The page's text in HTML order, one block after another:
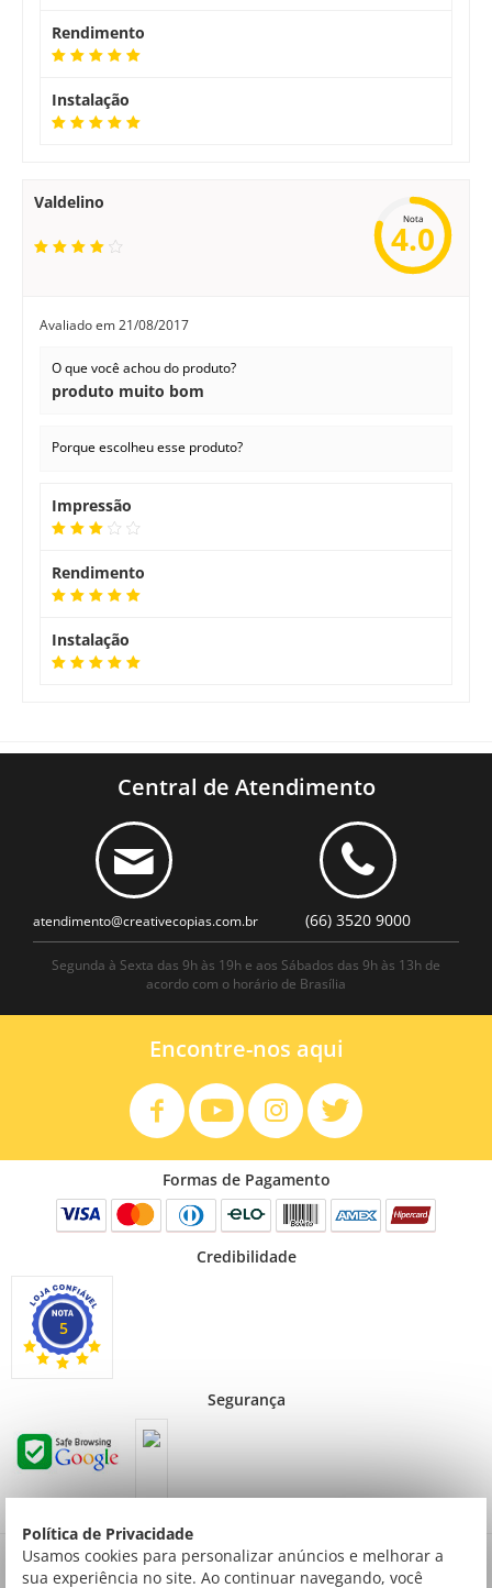
Política de Privacidade
Usamos cookies para personalizar anúncios e melhorar a
sua experiência no site. Ao continuar navegando, você
Rendimento
Instalação
Valdelino
Nota
4.0
Avaliado em21/08/2017
O que você achou do produto?
produto muito bom
Porque escolheu esse produto?
Impressão
Rendimento
Instalação
Central de Atendimento
atendimento@creativecopias.com.br (66) 3520 9000
Segunda à Sexta das 9h às 19h e aos Sábados das 9h às 13h de
acordo com o horário de Brasília
Encontre-nos aqui
Formas de Pagamento
Credibilidade
5
Segurança
Preços válidos para consumidor final não contribuinte. Preços exclusivos para compras
via internet.
© Todos os direitos reservados | Creative Cópias LTDA | Av. ingás, 2314 Setor Comercial